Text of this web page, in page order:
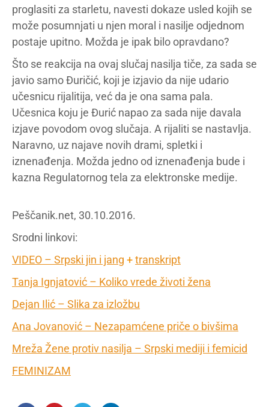
proglasiti za starletu, navesti dokaze usled kojih se
može posumnjati u njen moral i nasilje odjednom
postaje upitno. Možda je ipak bilo opravdano?
Što se reakcija na ovaj slučaj nasilja tiče, za sada se
javio samo Đuričić, koji je izjavio da nije udario
učesnicu rijalitija, već da je ona sama pala.
Učesnica koju je Đurić napao za sada nije davala
izjave povodom ovog slučaja. A rijaliti se nastavlja.
Naravno, uz najave novih drami, spletki i
iznenađenja. Možda jedno od iznenađenja bude i
kazna Regulatornog tela za elektronske medije.
Peščanik.net, 30.10.2016.
Srodni linkovi:
VIDEO – Srpski jin i jang +transkript
Tanja Ignjatović – Koliko vrede životi žena
Dejan Ilić – Slika za izložbu
Ana Jovanović – Nezapamćene priče o bivšima
Mreža Žene protiv nasilja – Srpski mediji i femicid
FEMINIZAM